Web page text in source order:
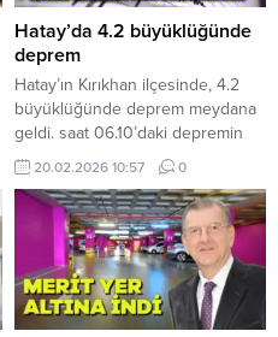
Hatay’da 4.2 büyüklüğünde
deprem
Hatay’ın Kırıkhan ilçesinde, 4.2
büyüklüğünde deprem meydana
geldi. saat 06.10’daki depremin
derinliği 9.27 kilometre olarak
kaydedildi.
AFAD Deprem Dairesi’nin
verilerine göre Hatay’ın Kırıkhan
ilçesi merkezli 4.2 büyüklüğünde
deprem oldu. Saat 06.10’da
meydana gelen depremin
derinliği 9.27 kilometre olarak
20.02.2026 10:57 0